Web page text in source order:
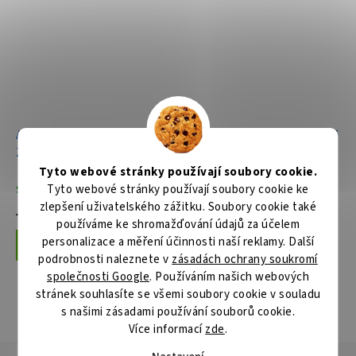
Tyto webové stránky používají soubory cookie.
Tyto webové stránky používají soubory cookie ke
zlepšení uživatelského zážitku. Soubory cookie také
používáme ke shromažďování údajů za účelem
personalizace a měření účinnosti naší reklamy. Další
podrobnosti naleznete v zásadách ochrany soukromí
společnosti Google. Používáním našich webových
stránek souhlasíte se všemi soubory cookie v souladu
s našimi zásadami používání souborů cookie.
Více informacízde.
Aku okružní pila Li-ion LXT
2x18V/5,0Ah
Skladem
15 686 Kč
Do košíku
Aku okružní pila Li-ion LXT
Skladem
6 816 Kč
Do košíku
ZOBRAZIT VŠECHNY SOUVISEJÍCÍ PRODUKTY